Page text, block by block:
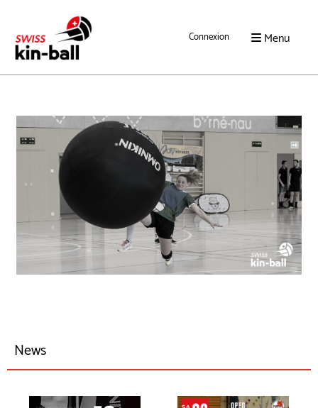
Connexion Menu
News